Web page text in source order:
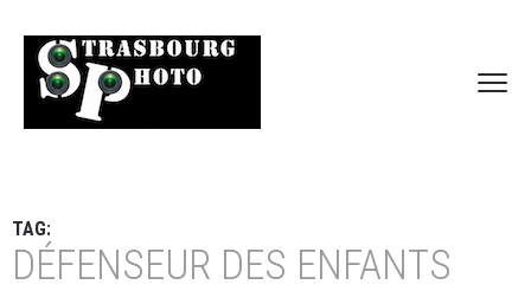
TAG:
DÉFENSEUR DES ENFANTS